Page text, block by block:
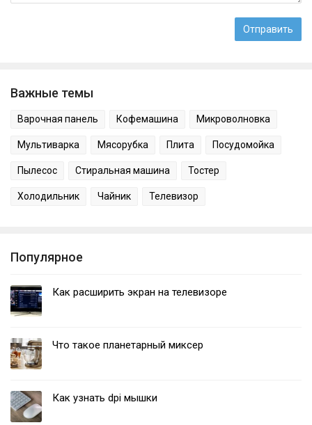
Важные темы
Варочная панель Кофемашина Микроволновка
Мультиварка Мясорубка Плита Посудомойка
Пылесос Стиральная машина Тостер
Холодильник Чайник Телевизор
Популярное
Как расширить экран на телевизоре
Что такое планетарный миксер
Как узнать dpi мышки